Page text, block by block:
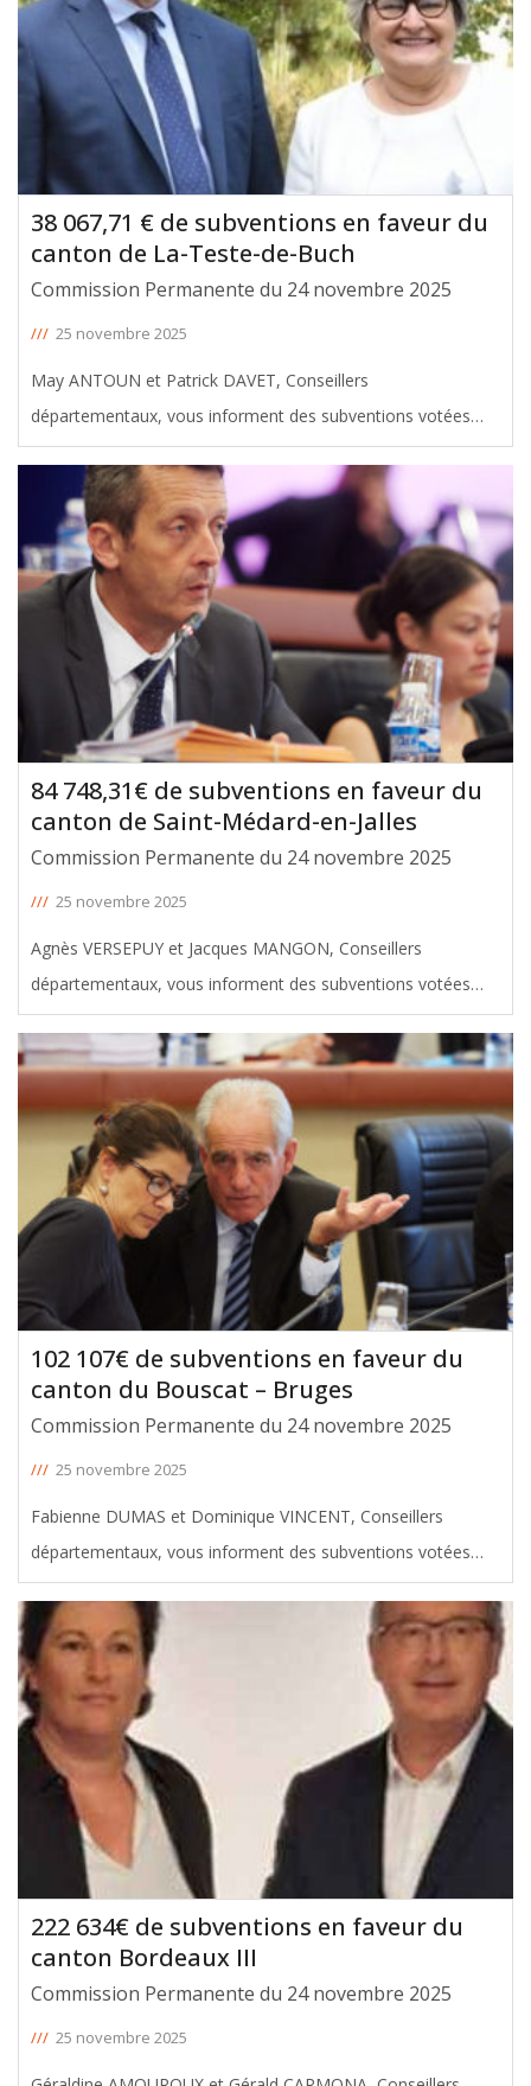
38 067,71 € de subventions en faveur du
canton de La-Teste-de-Buch
Commission Permanente du 24 novembre 2025
/// 25 novembre 2025
May ANTOUN et Patrick DAVET, Conseillers
départementaux, vous informent des subventions votées
avec leur soutien en faveur du canton de La Teste-de-Buch,
lors de la Commission Permanente du 24 novembre 2025.
Le montant total de ces aides
84 748,31€ de subventions en faveur du
canton de Saint-Médard-en-Jalles
Commission Permanente du 24 novembre 2025
/// 25 novembre 2025
Agnès VERSEPUY et Jacques MANGON, Conseillers
départementaux, vous informent des subventions votées
avec leur soutien en faveur du canton de Saint-Médard-en-
Jalles, lors de la Commission permanente du 24 novembre
2025. Le montant total de ces[ … ]
102 107€ de subventions en faveur du
canton du Bouscat – Bruges
Commission Permanente du 24 novembre 2025
/// 25 novembre 2025
Fabienne DUMAS et Dominique VINCENT, Conseillers
départementaux, vous informent des subventions votées
avec leur soutien en faveur du canton du Bouscat – Bruges,
lors de la Commission permanente du 24 novembre 2025. Le
montant total de ces
222 634€ de subventions en faveur du
canton Bordeaux III
Commission Permanente du 24 novembre 2025
/// 25 novembre 2025